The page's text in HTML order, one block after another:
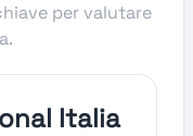
per valutare
Italia